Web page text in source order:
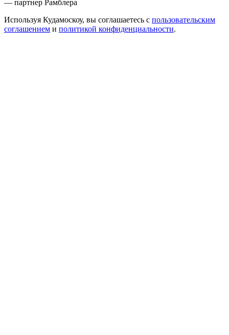
— партнер Рамблера
Используя Кудамоскоу, вы соглашаетесь с пользовательским
соглашением и политикой конфиденциальности.